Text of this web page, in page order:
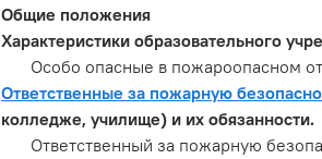
Общие положения
Характеристики образовательного
Особо опасные в пожароопасном
Ответственные за пожарную
колледже, училище) и их обязанности.
Ответственный за пожарную